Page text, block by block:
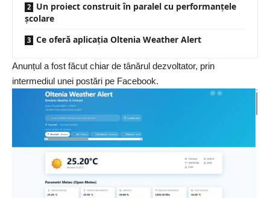
Un proiect construit în paralel cu performanțele
școlare
Ce oferă aplicația Oltenia Weather Alert
Anunțul a fost făcut chiar de tânărul dezvoltator, prin
intermediul unei postări pe Facebook.